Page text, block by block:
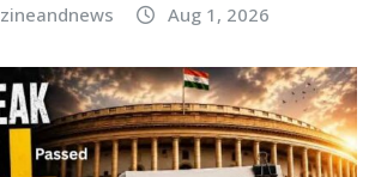
Aug 1, 2026